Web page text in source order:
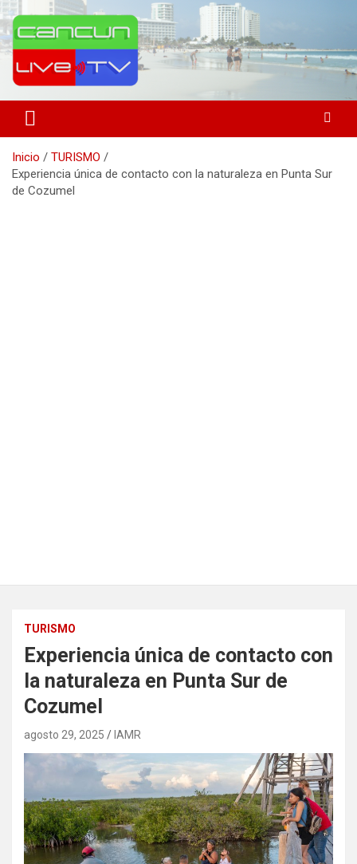
Saltar
al
contenido
Cancún Live Tv
Inicio
TURISMO
Experiencia única de contacto con la naturaleza en Punta Sur
de Cozumel
TURISMO
Experiencia única de contacto con
la naturaleza en Punta Sur de
Cozumel
agosto 29, 2025 IAMR